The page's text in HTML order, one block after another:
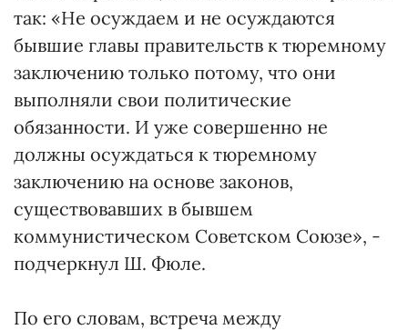
так: «Не осуждаем и не осуждаются
бывшие главы правительств к тюремному
заключению только потому, что они
выполняли свои политические
обязанности. И уже совершенно не
должны осуждаться к тюремному
заключению на основе законов,
существовавших в бывшем
коммунистическом Советском Союзе», -
подчеркнул Ш. Фюле.
По его словам, встреча между